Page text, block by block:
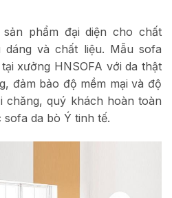
phẩm đại diện cho chất
và chất liệu. Mẫu sofa
xưởng HNSOFA với da thật
đảm bảo độ mềm mại và độ
chăng, quý khách hoàn toàn
da bò Ý tinh tế.